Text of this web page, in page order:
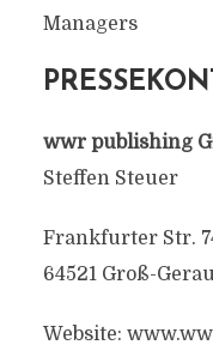
Managers
wwr publishing
Steffen Steuer
Frankfurter Str.
64521 Groß-
Website: